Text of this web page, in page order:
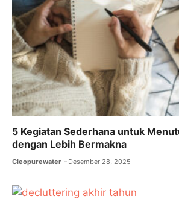
5 Kegiatan Sederhana untuk
dengan Lebih Bermakna
Cleopurewater Desember 28, 2025